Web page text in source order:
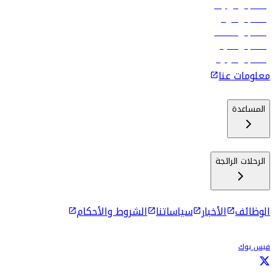
رحلات إلى تبيليسي
رحلات إلى الرياض
رحلات إلى مسقط
رحلات إلى ماليه
رحلات إلى كولومبو
معلومات عنا
المساعدة
الرحلات الرائجة
الوظائف الأخبار سياساتنا الشروط والأحكام
فيس بوك